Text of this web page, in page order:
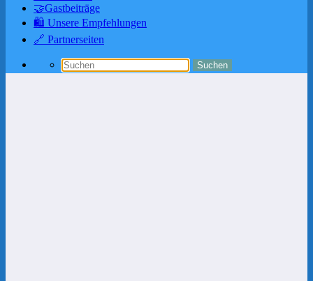
🤝Gastbeiträge
🛍️ Unsere Empfehlungen
🔗 Partnerseiten